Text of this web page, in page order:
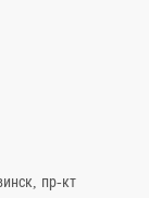
пр-кт